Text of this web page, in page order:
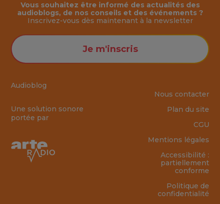
Audioblog
Une solution sonore
portée par
Vous souhaitez être informé des actualités des
audioblogs, de nos conseils et des événements ?
Inscrivez-vous dès maintenant à la newsletter
Je m'inscris
Nous contacter
Plan du site
CGU
Mentions légales
Accessibilité :
partiellement
conforme
Politique de
confidentialité